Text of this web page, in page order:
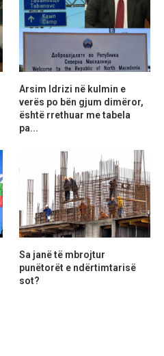
Arsim Idrizi në kulmin e
verës po bën gjum dimëror,
është rrethuar me tabela
pa...
Sa janë të mbrojtur
punëtorët e ndërtimtarisë
sot?